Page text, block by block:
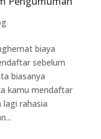
biaya
sebelum
biasanya
kamu mendaftar
lagi rahasia